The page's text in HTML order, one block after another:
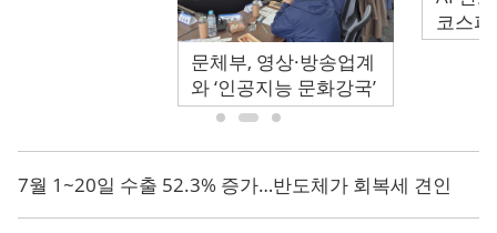
산업∙IT “中 기업과 제품, 매년 큰 기대 모아”
7월 1~20일 수출 52.3% 증가…반도체가 회복세 견인